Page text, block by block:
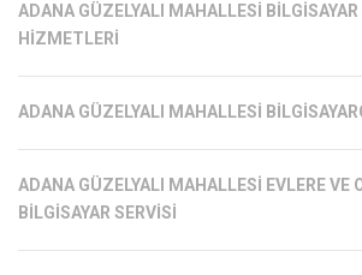
ADANA GÜZELYALI MAHALLESI BILGISAYAR
HIZMETLERI
ADANA GÜZELYALI MAHALLESI
ADANA GÜZELYALI MAHALLESI EVLERE VE
BILGISAYAR SERVISI